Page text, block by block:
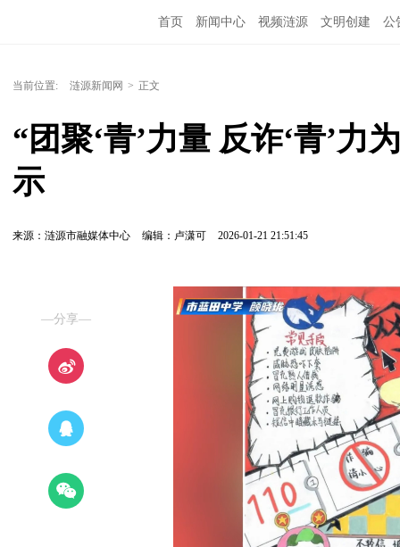
首页 新闻中心 视频涟源 文明创建 公
当前位置: 涟源新闻网 > 正文
“团聚‘青’力量 反诈‘青’力
示
来源：涟源市融媒体中心 编辑：卢潇可 2026-01-21 21:51:45
—分享—